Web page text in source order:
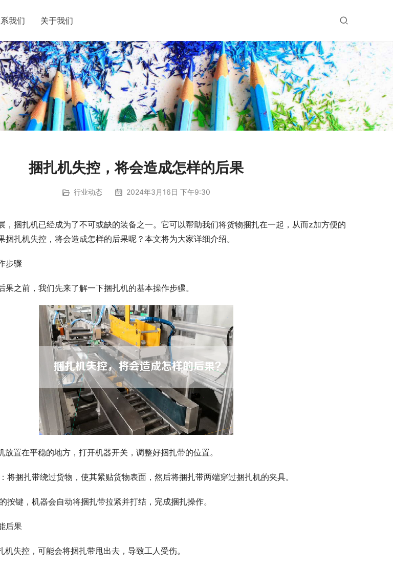
我们 关于我们
捆扎机失控，将会造成怎样的后果
行业动态 2024年3月16日 下午9:30
，捆扎机已经成为了不可或缺的装备之一。它可以帮助我们将货物捆扎在一起，从而z加方便的
捆扎机失控，将会造成怎样的后果呢？本文将为大家详细介绍。
步骤
果之前，我们先来了解一下捆扎机的基本操作步骤。
放置在平稳的地方，打开机器开关，调整好捆扎带的位置。
将捆扎带绕过货物，使其紧贴货物表面，然后将捆扎带两端穿过捆扎机的夹具。
按键，机器会自动将捆扎带拉紧并打结，完成捆扎操作。
后果
机失控，可能会将捆扎带甩出去，导致工人受伤。